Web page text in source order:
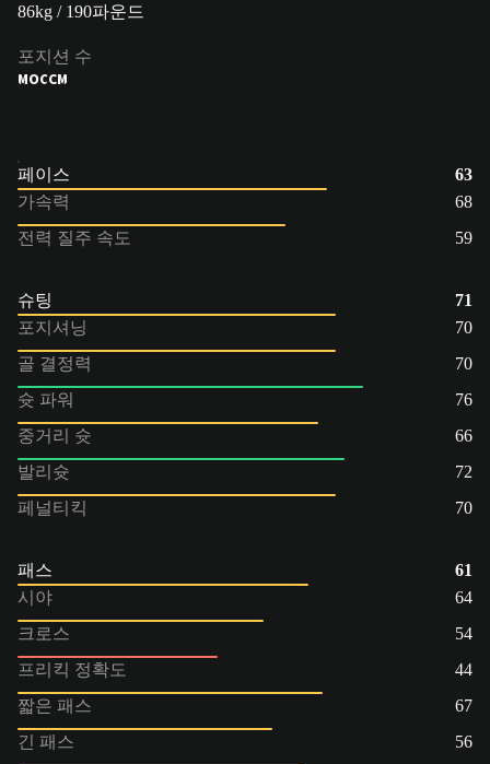
86kg / 190파운드
포지션 수
MOCCM
페이스
63
가속력
68
전력 질주 속도
59
슈팅
71
포지셔닝
70
골 결정력
70
슛 파워
76
중거리 슛
66
발리슛
72
페널티킥
70
패스
61
시야
64
크로스
54
프리킥 정확도
44
짧은 패스
67
긴 패스
56